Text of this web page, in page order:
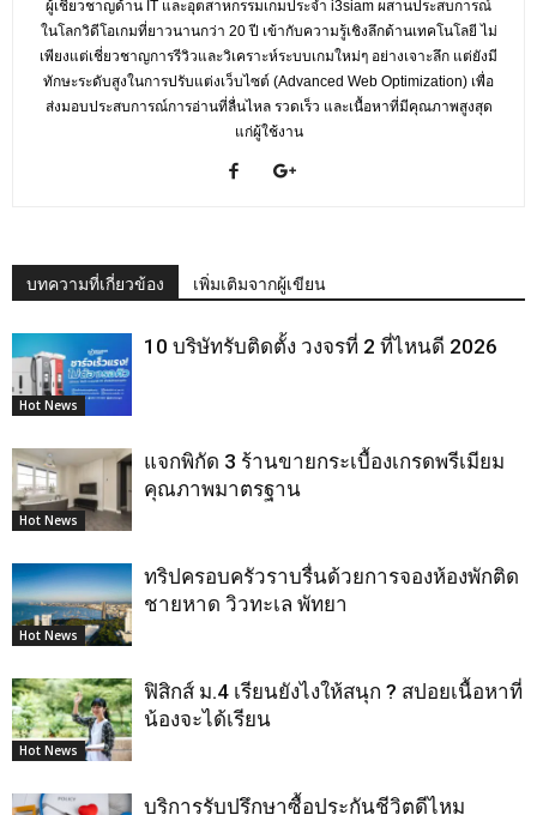
ผู้เชี่ยวชาญด้าน IT และอุตสาหกรรมเกมประจำ i3siam ผสานประสบการณ์
ในโลกวิดีโอเกมที่ยาวนานกว่า 20 ปี เข้ากับความรู้เชิงลึกด้านเทคโนโลยี ไม่
เพียงแต่เชี่ยวชาญการรีวิวและวิเคราะห์ระบบเกมใหม่ๆ อย่างเจาะลึก แต่ยังมี
ทักษะระดับสูงในการปรับแต่งเว็บไซต์ (Advanced Web Optimization) เพื่อ
ส่งมอบประสบการณ์การอ่านที่ลื่นไหล รวดเร็ว และเนื้อหาที่มีคุณภาพสูงสุด
แก่ผู้ใช้งาน
บทความที่เกี่ยวข้อง เพิ่มเติมจากผู้เขียน
Hot News
10 บริษัทรับติดตั้ง วงจรที่ 2 ที่ไหนดี 2026
Hot News
แจกพิกัด 3 ร้านขายกระเบื้องเกรดพรีเมียม
คุณภาพมาตรฐาน
Hot News
ทริปครอบครัวราบรื่นด้วยการจองห้องพักติด
ชายหาด วิวทะเล พัทยา
Hot News
ฟิสิกส์ ม.4 เรียนยังไงให้สนุก ? สปอยเนื้อหาที่
น้องจะได้เรียน
บริการรับปรึกษาซื้อประกันชีวิตดีไหม